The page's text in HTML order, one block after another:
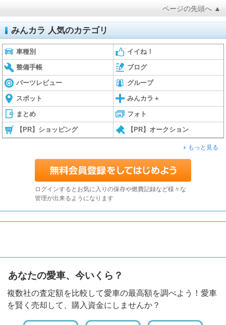
ページの先頭へ ▲
みんカラ 人気のカテゴリ
車種別 イイね！
整備手帳 ブログ
パーツレビュー グループ
スポット みんカラ＋
まとめ フォト
【PR】ショッピング 【PR】オークション
もっと見る
ログインするとお気に入りの保存や燃費記録など様々な
管理が出来るようになります
あなたの愛車、今いくら？
複数社の査定額を比較して愛車の最高額を調べよう！愛車
を賢く売却して、購入資金にしませんか？